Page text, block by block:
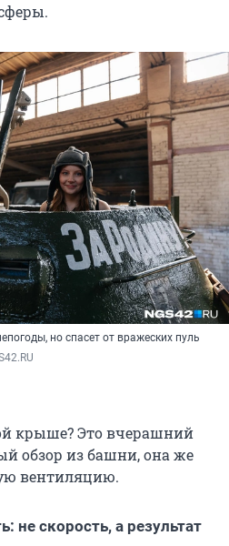
но спасет от вражеских пуль
крыше? Это вчерашний
обзор из башни, она же
вентиляцию.
не скорость, а результат